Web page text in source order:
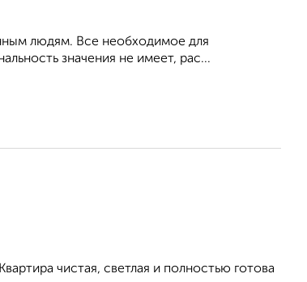
людям. Все необходимое для
значения не имеет, рас...
чистая, светлая и полностью готова